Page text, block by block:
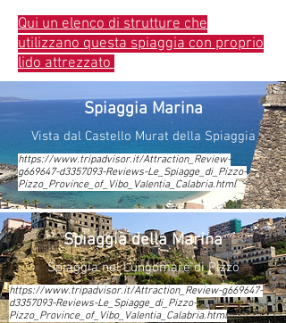
Qui un elenco di strutture che
utilizzano questa spiaggia con proprio
lido attrezzato
Spiaggia Marina
Vista dal Castello Murat della Spiaggia
https://www.tripadvisor.it/Attraction_Review-
g669647-d3357093-Reviews-Le_Spiagge_di_Pizzo-
Pizzo_Province_of_Vibo_Valentia_Calabria.html
Spiaggia della Marina
Spiaggia nel Lungomare di Pizzo
https://www.tripadvisor.it/Attraction_Review-g669647-
d3357093-Reviews-Le_Spiagge_di_Pizzo-
Pizzo_Province_of_Vibo_Valentia_Calabria.html